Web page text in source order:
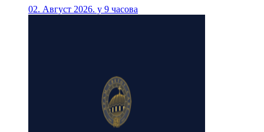
02. Август 2026. у 9 часова